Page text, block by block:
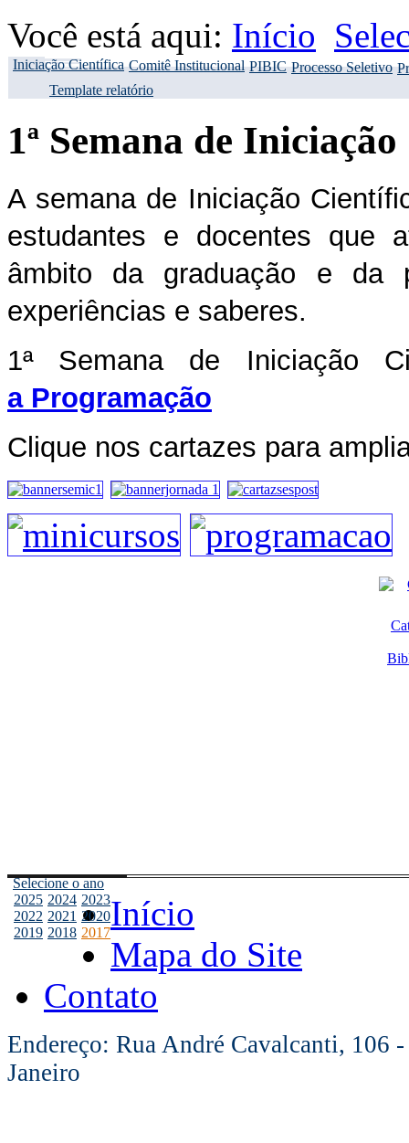
Você está aqui: Início
Iniciação Científica Comitê Institucional PIBIC Processo Seletivo
Template relatório
1ª Semana de
A semana de Iniciação
estudantes e docentes que
âmbito da graduação e da
experiências e saberes.
1ª Semana de Iniciação
a Programação
Clique nos cartazes para
Selecione o ano
2025 2024 2023
2022 2021 2020
2019 2018 2017Início
Mapa do Site
Contato
Endereço: Rua André Cavalcanti, 106
Janeiro